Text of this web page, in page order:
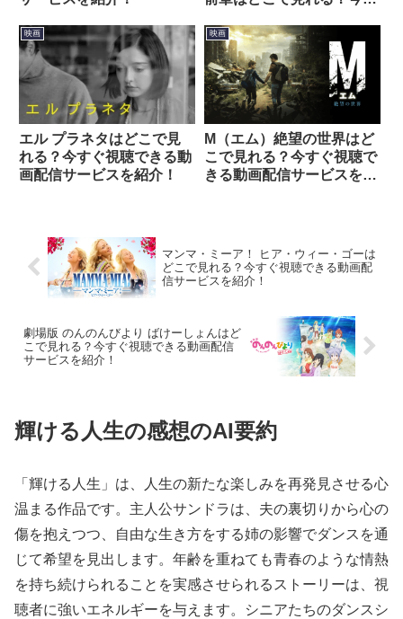
ビスを紹介！
映画
エル プラネタはどこで見
れる？今すぐ視聴できる動
画配信サービスを紹介！
映画
М（エム）絶望の世界はど
こで見れる？今すぐ視聴で
きる動画配信サービスを紹
マンマ・ミーア！ ヒア・ウィー・ゴーは
どこで見れる？今すぐ視聴できる動画配
信サービスを紹介！
劇場版 のんのんびより ばけーしょんはど
こで見れる？今すぐ視聴できる動画配信
サービスを紹介！
輝ける人生の感想のAI要約
「輝ける人生」は、人生の新たな楽しみを再発見させる心
温まる作品です。主人公サンドラは、夫の裏切りから心の
傷を抱えつつ、自由な生き方をする姉の影響でダンスを通
じて希望を見出します。年齢を重ねても青春のような情熱
を持ち続けられることを実感させられるストーリーは、視
聴者に強いエネルギーを与えます。シニアたちのダンスシ